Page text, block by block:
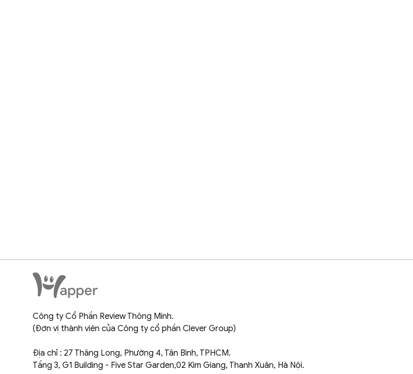
Công ty Cổ Phần Review Thông Minh.
(Đơn vị thành viên của Công ty cổ phần Clever Group)
Địa chỉ : 27 Thăng Long, Phường 4, Tân Bình, TPHCM.
Tầng 3, G1 Building - Five Star Garden,02 Kim Giang, Thanh Xuân, Hà Nội.